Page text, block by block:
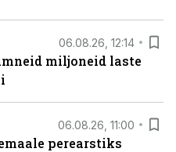
06.08.26, 12:14
miljoneid laste
06.08.26, 11:00
perearstiks